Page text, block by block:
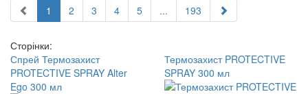
1 2 3 4 5 ... 193
Сторінки:
Спрей Термозахист
PROTECTIVE SPRAY Alter
Ego 300 мл
Термозахист PROTECTIVE
SPRAY 300 мл